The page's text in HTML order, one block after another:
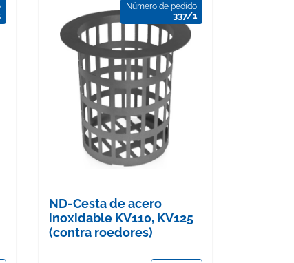
Número de pedido
337/1
ND-Cesta de acero
inoxidable KV110, KV125
(contra roedores)